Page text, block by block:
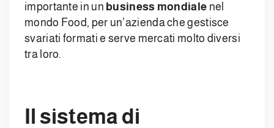
importante in un business mondiale nel
mondo Food, per un’azienda che gestisce
svariati formati e serve mercati molto diversi
tra loro.
Il sistema di